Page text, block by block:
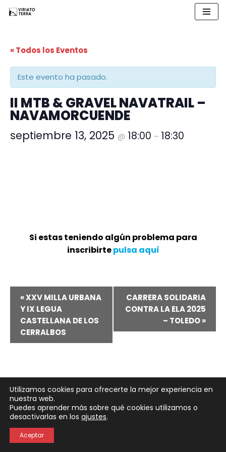
contenido
« Todos los Eventos
Este evento ha pasado.
II MTB & GRAVEL NAVATRAIL –
NAVAMORCUENDE
septiembre 13, 2025 @ 18:00 – 18:30
Si estas teniendo algún problema para
inscribirtepulsa aquí
Navegación
del
Evento
«XXV MILLA URBANA
Y IX LEGUA
CASTELLANA DE LOS
CERRALBOS
CARRERA SOLIDARIA
CONTRA LA ELA 2025
– TOLEDO»
Neve| Funciona gracias aWordPress
Política de Privacidad
Utilizamos cookies para ofrecerte la mejor experiencia en
nuestra web.
Puedes aprender más sobre qué cookies utilizamos o
desactivarlas en los ajustes.
Aceptar